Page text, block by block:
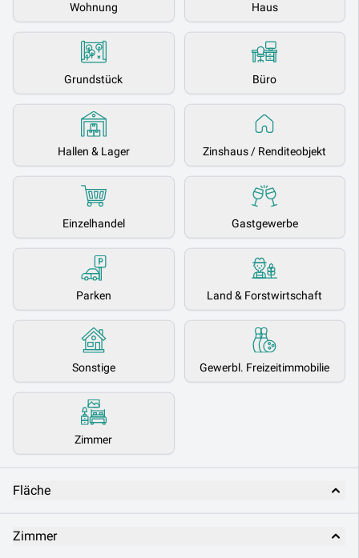
Wohnung Haus
Grundstück Büro
Hallen & Lager Zinshaus / Renditeobjekt
Einzelhandel Gastgewerbe
Parken Land & Forstwirtschaft
Sonstige Gewerbl. Freizeitimmobilie
Zimmer
Fläche
Zimmer